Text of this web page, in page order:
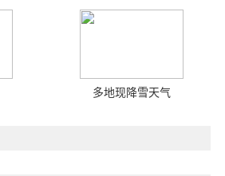
多地现降雪天气